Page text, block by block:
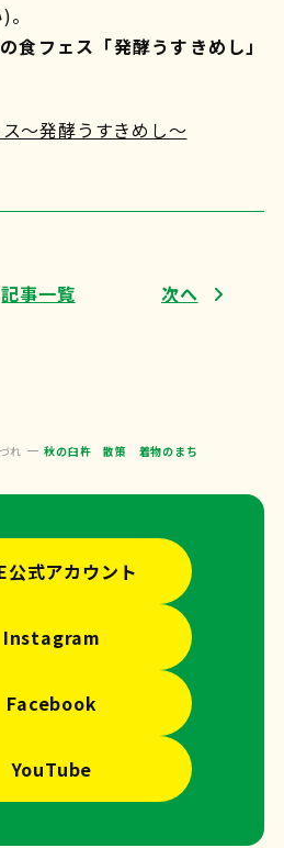
食フェス「発酵うすきめし」
～発酵うすきめし～
記事一覧 次へ
れ 秋の臼杵 散策 着物のまち
公式アカウント
Instagram
Facebook
YouTube